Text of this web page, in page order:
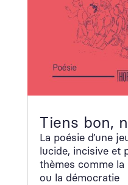
Tiens bon,
La poésie d’une
lucide, inci­sive et
thèmes comme
ou la démoc­ra­tie